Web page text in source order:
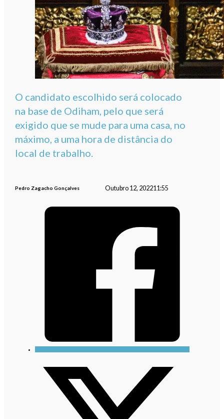
O candidato escolhido será colocado
na base de Odiham, pelo que será
exigido que se mude para uma casa, no
máximo, a uma hora de distância do
local de trabalho.
Pedro Zagacho Gonçalves Outubro 12, 202211:55